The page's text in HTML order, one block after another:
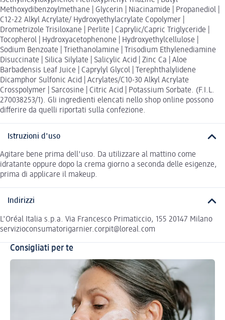
Methoxydibenzoylmethane | Glycerin | Niacinamide | Propanediol |
C12-22 Alkyl Acrylate/ Hydroxyethylacrylate Copolymer |
Drometrizole Trisiloxane | Perlite | Caprylic/Capric Triglyceride |
Tocopherol | Hydroxyacetophenone | Hydroxyethylcellulose |
Sodium Benzoate | Triethanolamine | Trisodium Ethylenediamine
Disuccinate | Silica Silylate | Salicylic Acid | Zinc Ca | Aloe
Barbadensis Leaf Juice | Caprylyl Glycol | Terephthalylidene
Dicamphor Sulfonic Acid | Acrylates/C10-30 Alkyl Acrylate
Crosspolymer | Sarcosine | Citric Acid | Potassium Sorbate. (F.I.L.
270038253/1). Gli ingredienti elencati nello shop online possono
differire da quelli riportati sulla confezione.
Istruzioni d'uso
Agitare bene prima dell'uso. Da utilizzare al mattino come
idratante oppure dopo la crema giorno a seconda delle esigenze,
prima di applicare il makeup.
Indirizzi
L'Oréal Italia s.p.a. Via Francesco Primaticcio, 155 20147 Milano
servizioconsumatorigarnier.corpit@loreal.com
Consigliati per te